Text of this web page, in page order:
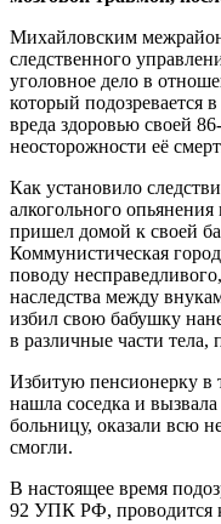
Михайловским
следственного
уголовное дело в
который
вреда здоровью своей
неосторожности её
Как установило
алкогольного
пришел домой к своей
Коммунистическая
поводу
наследства между
избил свою бабушку
в различные части тела,
Избитую пенсионерку в
нашла соседка и
больницу, оказали всю
смогли.
В настоящее время
92 УПК РФ, проводится